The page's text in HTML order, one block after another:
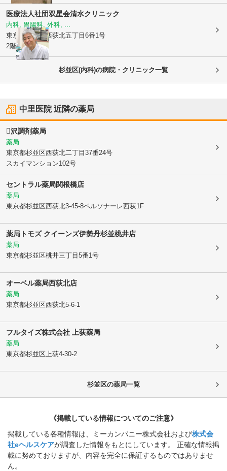
医療法人社団双星会清水クリニック
内科, 胃腸科, 外科, ...
東京都杉並区西荻北五丁目6番1号
2階
杉並区(内科)の病院・クリニック一覧
中里医院近隣の薬局
沢調剤薬局
薬局
東京都杉並区西荻北二丁目37番24号
スカイマンション102号
セントラル薬局関根橋店
薬局
東京都杉並区西荻北3-45-8ペルソナーレ西荻1F
薬局トモズ クイーンズ伊勢丹杉並桃井店
薬局
東京都杉並区桃井三丁目5番1号
オーベル薬局西荻北店
薬局
東京都杉並区西荻北5-6-1
フルタイズ株式会社 上荻薬局
薬局
東京都杉並区上荻4-30-2
杉並区の薬局一覧
《掲載している情報についてのご注意》
掲載している各種情報は、ミーカンパニー株式会社および株式会
社eヘルスケアが調査した情報をもとにしています。 正確な情報掲
載に努めておりますが、内容を完全に保証するものではありませ
ん。